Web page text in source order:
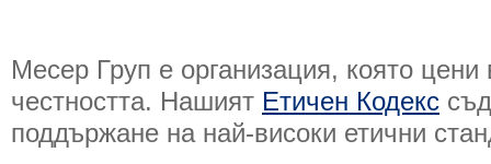
Месер Груп е организация, която цени
честността. Нашият Етичен Кодекс
поддържане на най-високи етични